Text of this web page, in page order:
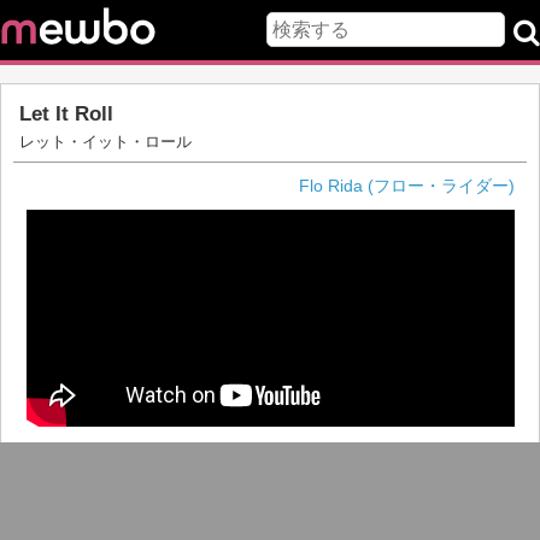
Let It Roll
レット・イット・ロール
Flo Rida (フロー・ライダー)